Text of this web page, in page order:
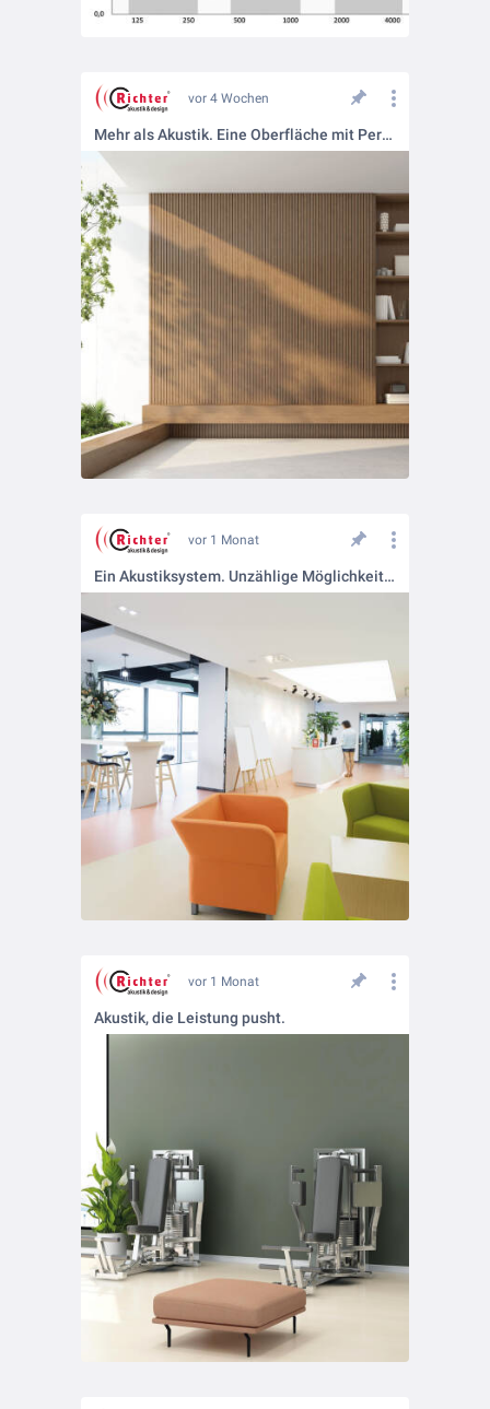
vor 4 Wochen
Mehr als Akustik. Eine Oberfläche mit Persönlichkeit.
vor 1 Monat
Ein Akustiksystem. Unzählige Möglichkeiten.
vor 1 Monat
Akustik, die Leistung pusht.